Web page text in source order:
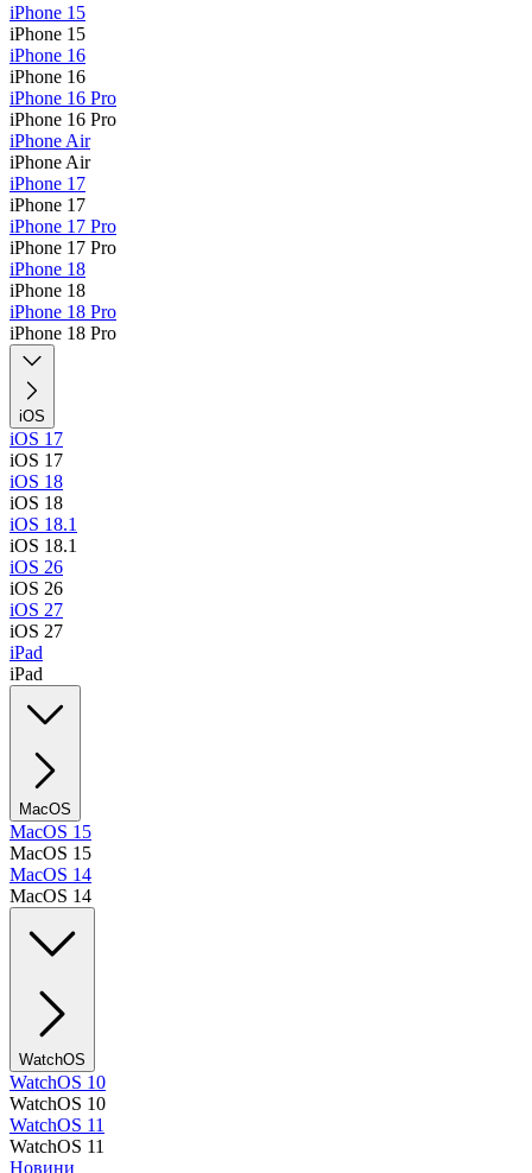
iPhone 15
iPhone 15
iPhone 16
iPhone 16
iPhone 16 Pro
iPhone 16 Pro
iPhone Air
iPhone Air
iPhone 17
iPhone 17
iPhone 17 Pro
iPhone 17 Pro
iPhone 18
iPhone 18
iPhone 18 Pro
iPhone 18 Pro
iOS
iOS 17
iOS 17
iOS 18
iOS 18
iOS 18.1
iOS 18.1
iOS 26
iOS 26
iOS 27
iOS 27
iPad
iPad
MacOS
MacOS 15
MacOS 15
MacOS 14
MacOS 14
WatchOS
WatchOS 10
WatchOS 10
WatchOS 11
WatchOS 11
Новини